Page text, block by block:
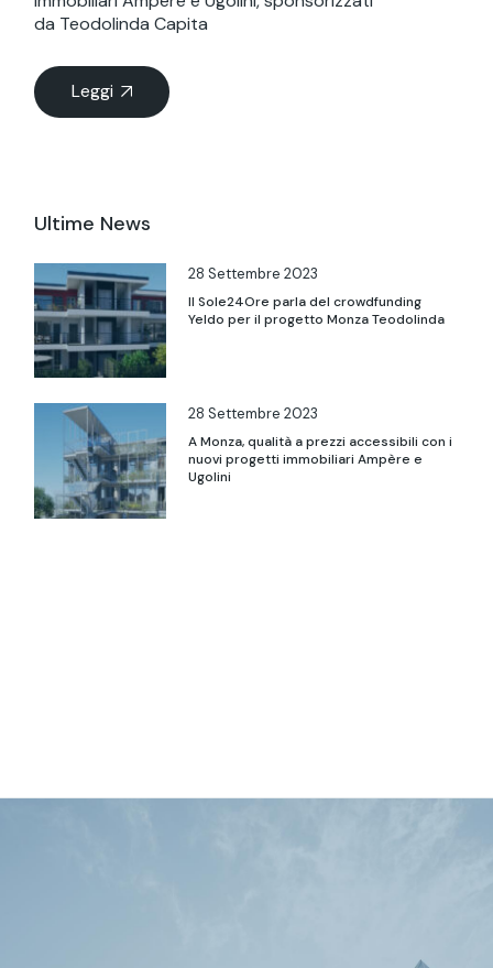
da Teodolinda Capita
Leggi
Ultime News
28 Settembre 2023
Il Sole24Ore parla del crowdfunding
Yeldo per il progetto Monza Teodolinda
28 Settembre 2023
A Monza, qualità a prezzi accessibili con i
nuovi progetti immobiliari Ampère e
Ugolini